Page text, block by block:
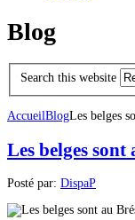
Blog
Search this website
AccueilBlogLes belges
Les belges
Posté par: DispaP